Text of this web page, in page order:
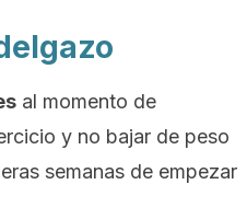
al momento de
y no bajar de peso
semanas de empezar